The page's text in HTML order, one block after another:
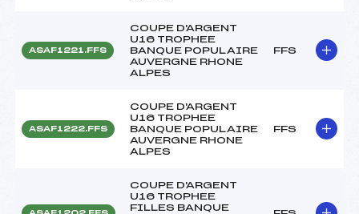
ASAF1221.FFS
COUPE D'ARGENT
U16 TROPHEE
BANQUE POPULAIRE
AUVERGNE RHONE
ALPES
FFS
ASAF1222.FFS
COUPE D'ARGENT
U16 TROPHEE
BANQUE POPULAIRE
AUVERGNE RHONE
ALPES
FFS
COUPE D'ARGENT
U16 TROPHEE
FILLES BANQUE